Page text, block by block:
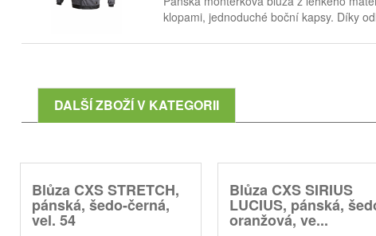
klopami, jednoduché boční kapsy. Díky
DALŠÍ ZBOŽÍ V KATEGORII
Blůza CXS STRETCH,
pánská, šedo-černá,
vel. 54
Blůza CXS SIRIUS
LUCIUS, pánská,
oranžová, ve...